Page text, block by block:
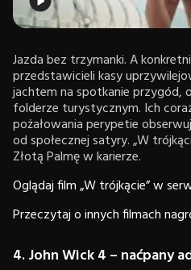
Jazda bez trzymanki. A
przedstawicieli kasy
jachtem na spotkanie przygód,
folderze turystycznym. Ich
pożałowania perypetie
od społecznej satyry. „W
Złotą Palmę w karierze.
Oglądaj film „W trójkącie” w
Przeczytaj o innych filmach
4. John Wick 4 – naćpany